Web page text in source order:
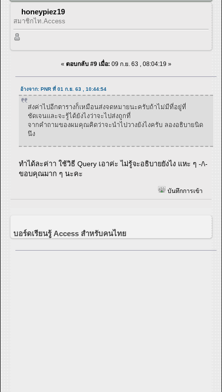
honeypiez19
สมาชิกไท.Access
« ตอบกลับ #9 เมื่อ: 09 ก.ย. 63 , 08:04:19 »
อ้างจาก: PNR ที่ 01 ก.ย. 63 , 10:44:54
ส่งค่าไปอีกตารางก็เหมือนส่งจดหมายนะครับถ้าไม่มีที่อยู่ที่
ชัดเจนและจะรู้ได้ยังไงว่าจะไปส่งถูกที่
จากคำถามของผมคุณคิดว่าจะนำไปวางยังไงครับ ลองอธิบายนิด
นึง
ทำได้ละค่าา ใช้วิธี Query เอาค่ะ ไม่รู้จะอธิบายยังไง แหะ ๆ -/\-
ขอบคุณมาก ๆ นะคะ
บันทึกการเข้า
บอร์ดเรียนรู้ Access สำหรับคนไทย